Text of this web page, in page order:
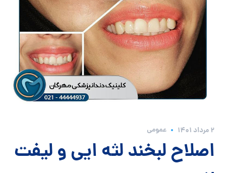
2 مرداد 1401 عمومی
اصلاح لبخند لثه ایی و لیفت